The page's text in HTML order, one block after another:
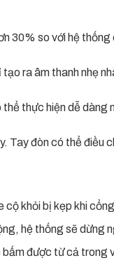
30% so với hệ
ra âm thanh nhẹ
thực hiện dễ dàng
Tay đòn có thể điều
cộ khỏi bị kẹp khi
hệ thống sẽ dừng
được từ cả trong